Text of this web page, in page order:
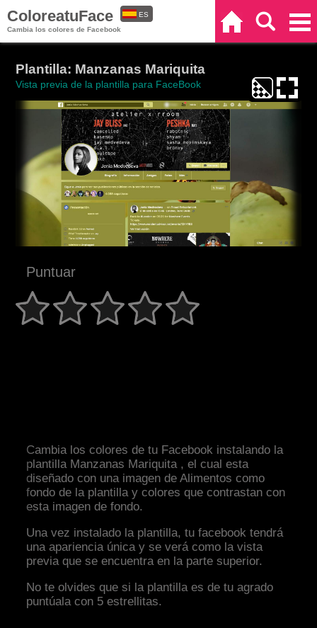
ColoreatuFace
Cambia los colores de Facebook
ES
Plantilla: Manzanas Mariquita
Vista previa de la plantilla para FaceBook
Puntuar
Cambia los colores de tu Facebook instalando la
plantilla Manzanas Mariquita , el cual esta
diseñado con una imagen de Alimentos como
fondo de la plantilla y colores que contrastan con
esta imagen de fondo.
Una vez instalado la plantilla, tu facebook tendrá
una apariencia única y se verá como la vista
previa que se encuentra en la parte superior.
No te olvides que si la plantilla es de tu agrado
puntúala con 5 estrellitas.